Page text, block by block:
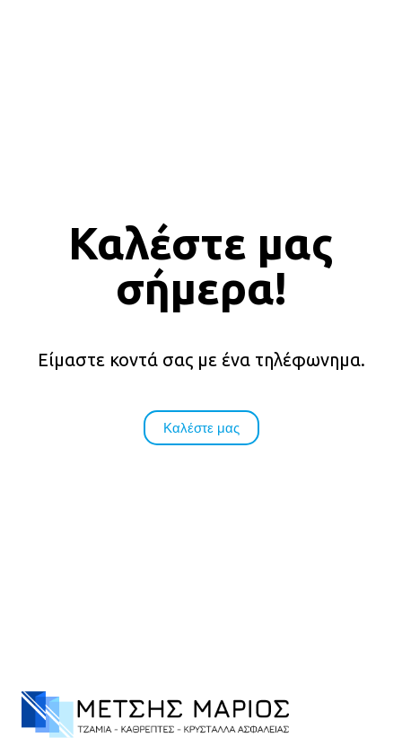
Καλέστε μας
σήμερα!
Είμαστε κοντά σας με ένα τηλέφωνημα.
Καλέστε μας